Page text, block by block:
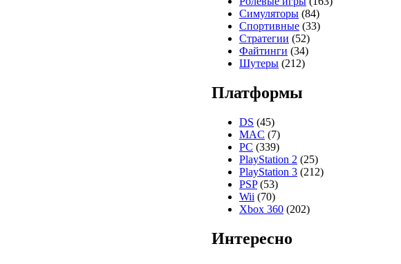
Симуляторы (84)
Спортивные (33)
Стратегии (52)
Файтинги (34)
Шутеры (212)
Платформы
DS (45)
MAC (7)
PC (339)
PlayStation 2 (25)
PlayStation 3 (212)
PSP(53)
Wii (70)
Xbox 360 (202)
Интересно